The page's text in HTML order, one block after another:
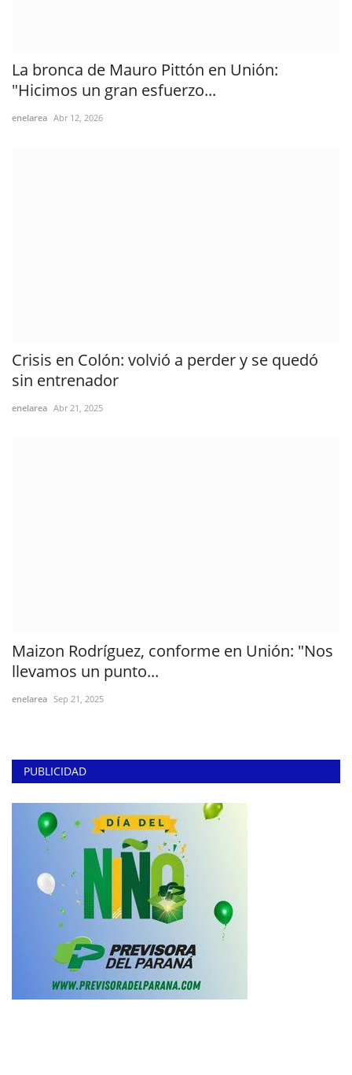
La bronca de Mauro Pittón en Unión:
"Hicimos un gran esfuerzo...
enelarea Abr 12, 2026
Crisis en Colón: volvió a perder y se quedó
sin entrenador
enelarea Abr 21, 2025
Maizon Rodríguez, conforme en Unión: "Nos
llevamos un punto...
enelarea Sep 21, 2025
PUBLICIDAD